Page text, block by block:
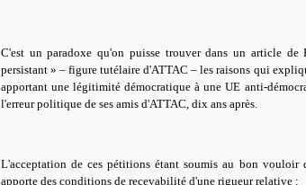
C'est un paradoxe qu'on puisse trouver dans un article de
persistant » – figure tutélaire d'ATTAC – les raisons qui
apportant une légitimité démocratique à une UE anti-
l'erreur politique de ses amis d'ATTAC, dix ans après.
L'acceptation de ces pétitions étant soumis au bon vouloir
apporte des conditions de recevabilité d'une rigueur relative :